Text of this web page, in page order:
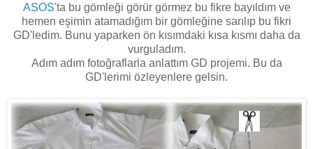
ASOS'ta bu gömleği görür görmez bu fikre bayıldım ve
hemen eşimin atamadığım bir gömleğine sarılıp bu fikri
GD'ledim. Bunu yaparken ön kısımdaki kısa kısmı daha da
vurguladım.
Adım adım fotoğraflarla anlattım GD projemi. Bu da
GD'lerimi özleyenlere gelsin.